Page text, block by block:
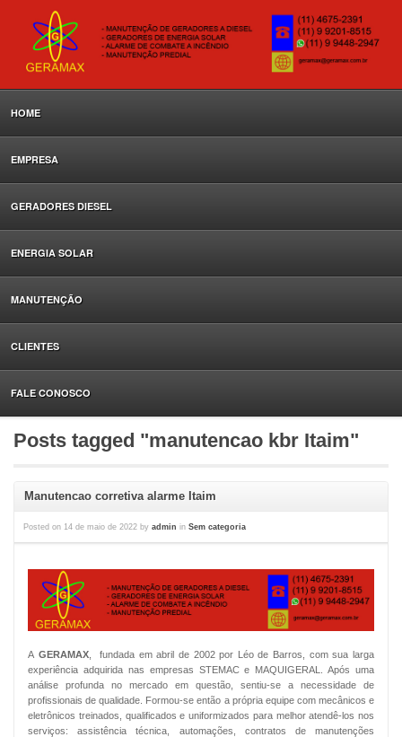
HOME
EMPRESA
GERADORES DIESEL
ENERGIA SOLAR
MANUTENÇÃO
CLIENTES
FALE CONOSCO
Posts tagged "manutencao kbr Itaim"
Manutencao corretiva alarme Itaim
Posted on 14 de maio de 2022 by admin in Sem categoria
A GERAMAX, fundada em abril de 2002 por Léo de Barros, com sua larga
experiência adquirida nas empresas STEMAC e MAQUIGERAL. Após uma
análise profunda no mercado em questão, sentiu-se a necessidade de
profissionais de qualidade. Formou-se então a própria equipe com mecânicos e
eletrônicos treinados, qualificados e uniformizados para melhor atendê-los nos
serviços: assistência técnica, automações, contratos de manutenções